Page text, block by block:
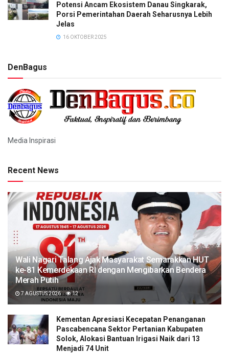
Potensi Ancam Ekosistem Danau Singkarak,
Porsi Pemerintahan Daerah Seharusnya Lebih
Jelas
16 OKTOBER 2025
DenBagus
Media Inspirasi
Recent News
Wali Nagari Talang Ajak Masyarakat Semarakkan HUT
ke-81 Kemerdekaan RI dengan Mengibarkan Bendera
Merah Putih
7 AGUSTUS 2026 12
Kementan Apresiasi Kecepatan Penanganan
Pascabencana Sektor Pertanian Kabupaten
Solok, Alokasi Bantuan Irigasi Naik dari 13
Menjadi 74 Unit